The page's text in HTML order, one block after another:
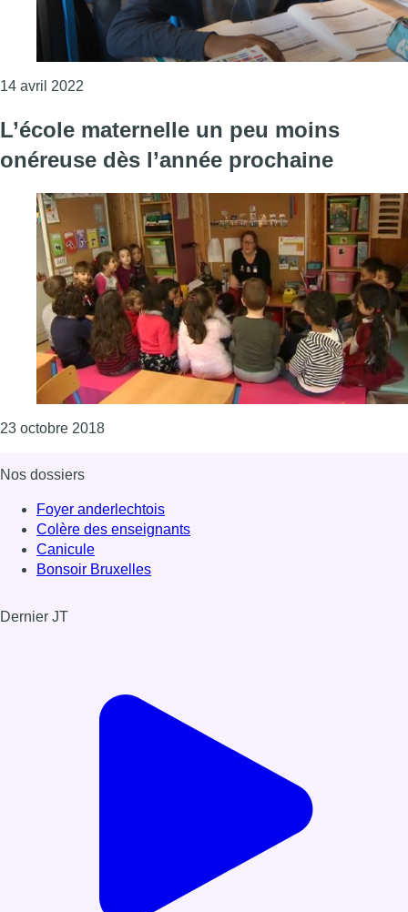
14 avril 2022
L’école maternelle un peu moins
onéreuse dès l’année prochaine
23 octobre 2018Consulter l'article "L’école maternelle un peu
Nos dossiers
Foyer anderlechtois
Colère des enseignants
Canicule
Bonsoir Bruxelles
Dernier JT